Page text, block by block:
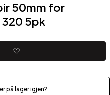
50mm for
5pk
♡
på lager igjen?